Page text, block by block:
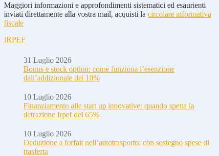
Maggiori informazioni e approfondimenti sistematici ed esaurienti
inviati direttamente alla vostra mail, acquisti la circolare informativa
fiscale
IRPEF
31 Luglio 2026
Bonus e stock option: come funziona l’esenzione
dall’addizionale del 10%
10 Luglio 2026
Finanziamento alle start up innovative: quando spetta la
detrazione Irpef del 65%
10 Luglio 2026
Deduzione a forfait nell’autotrasporto: con sostegno spese di
trasferta